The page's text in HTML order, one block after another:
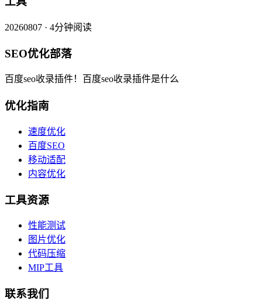
20260807 · 4分钟阅读
SEO优化部落
百度seo收录插件！百度seo收录插件是什么
优化指南
速度优化
百度SEO
移动适配
内容优化
工具资源
性能测试
图片优化
代码压缩
MIP工具
联系我们